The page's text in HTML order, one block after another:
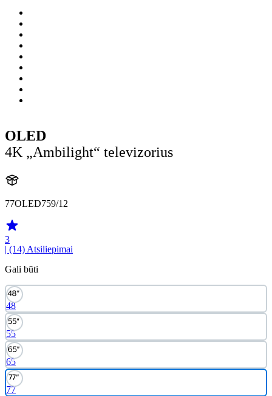
OLED
4K „Ambilight“ televizorius
77OLED759/12
3
| (14) Atsiliepimai
Gali būti
48
55
65
77